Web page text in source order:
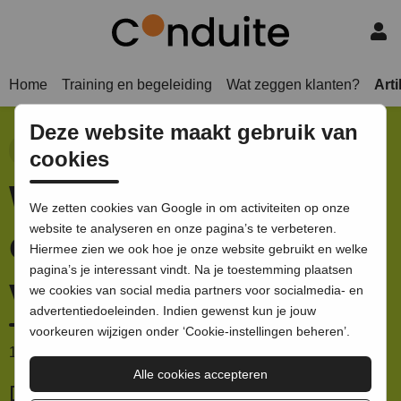
Home Training en begeleiding Wat zeggen klanten?
Waarom deze
opening killing is
voor je presentatie
17 juni 2016
Dames en heren, fijn dat u er allemaal
Deze website maakt gebruik van
cookies
We zetten cookies van Google in om activiteiten op onze
website te analyseren en onze pagina’s te verbeteren.
Hiermee zien we ook hoe je onze website gebruikt en welke
pagina’s je interessant vindt. Na je toestemming plaatsen
we cookies van social media partners voor socialmedia- en
advertentiedoeleinden. Indien gewenst kun je jouw
voorkeuren wijzigen onder ‘Cookie-instellingen beheren’.
Alle cookies accepteren